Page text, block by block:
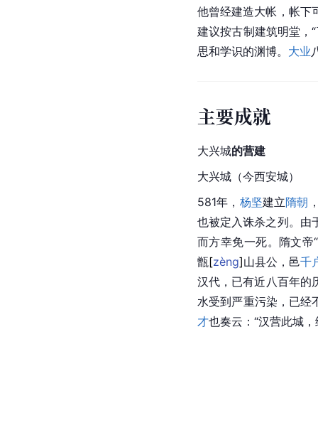
他曾经建造大帐，帐下
建议按古制建筑明堂，
思和学识的渊博。 大业
主要成就
大兴城的营建
大兴城 （今西安城）
581年， 杨坚建立隋朝
也被定入诛杀之列。由
而方幸免一死。隋文
甑[zèng]山县公，邑千
汉代 ，已有近八百年
水受到严重污染，已经
才也奏云：“汉营此城